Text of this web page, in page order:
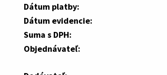
Dátum platby:
Dátum evidencie:
Suma s DPH:
Objednávateľ: